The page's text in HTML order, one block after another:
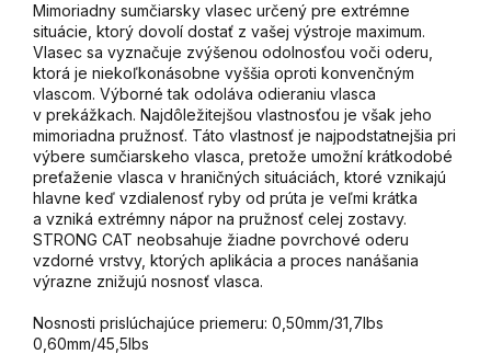
Mimoriadny sumčiarsky vlasec určený pre extrémne
situácie, ktorý dovolí dostať z vašej výstroje maximum.
Vlasec sa vyznačuje zvýšenou odolnosťou voči oderu,
ktorá je niekoľkonásobne vyššia oproti konvenčným
vlascom. Výborné tak odoláva odieraniu vlasca
v prekážkach. Najdôležitejšou vlastnosťou je však jeho
mimoriadna pružnosť. Táto vlastnosť je najpodstatnejšia pri
výbere sumčiarskeho vlasca, pretože umožní krátkodobé
preťaženie vlasca v hraničných situáciách, ktoré vznikajú
hlavne keď vzdialenosť ryby od prúta je veľmi krátka
a vzniká extrémny nápor na pružnosť celej zostavy.
STRONG CAT neobsahuje žiadne povrchové oderu
vzdorné vrstvy, ktorých aplikácia a proces nanášania
výrazne znižujú nosnosť vlasca.
Nosnosti prislúchajúce priemeru: 0,50mm/31,7lbs
0,60mm/45,5lbs